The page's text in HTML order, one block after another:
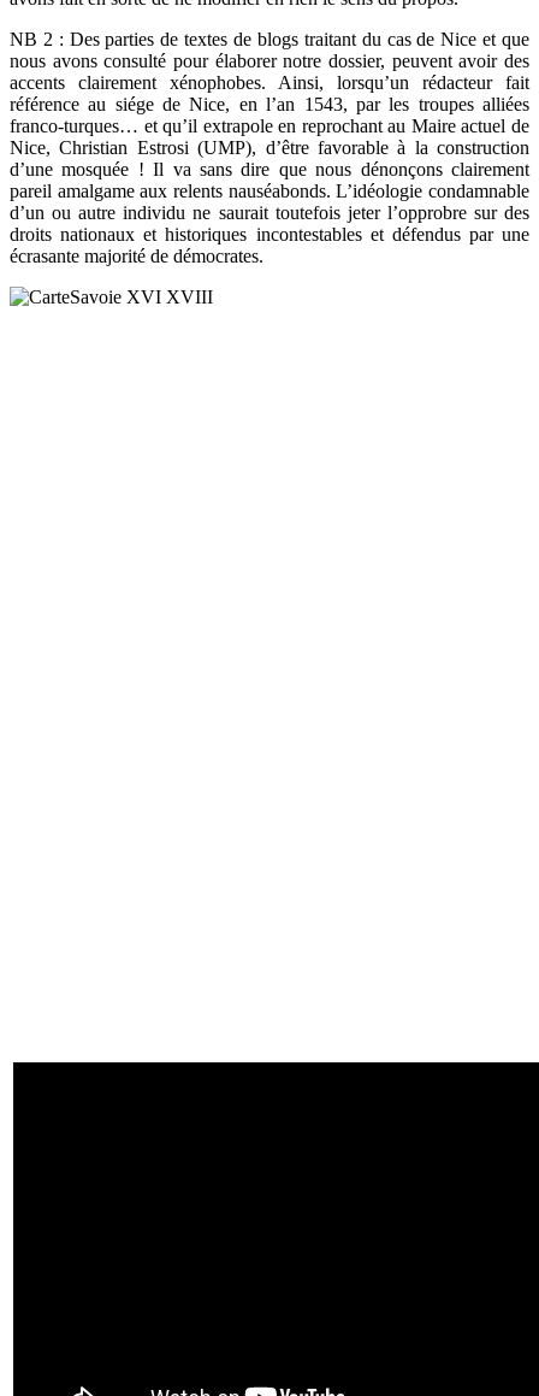
NB 2 : Des parties de textes de blogs traitant du cas de Nice et que
nous avons consulté pour élaborer notre dossier, peuvent avoir des
accents clairement xénophobes. Ainsi, lorsqu’un rédacteur fait
référence au siége de Nice, en l’an 1543, par les troupes alliées
franco-turques… et qu’il extrapole en reprochant au Maire actuel de
Nice, Christian Estrosi (UMP), d’être favorable à la construction
d’une mosquée ! Il va sans dire que nous dénonçons clairement
pareil amalgame aux relents nauséabonds. L’idéologie condamnable
d’un ou autre individu ne saurait toutefois jeter l’opprobre sur des
droits nationaux et historiques incontestables et défendus par une
écrasante majorité de démocrates.